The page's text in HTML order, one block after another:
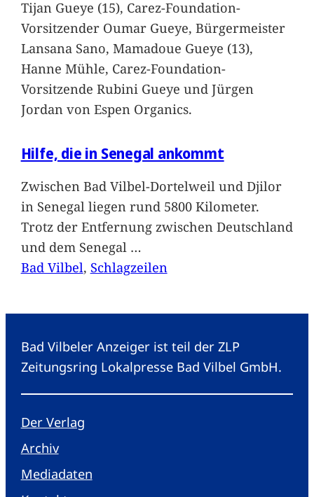
Tijan Gueye (15), Carez-Foundation-
Vorsitzender Oumar Gueye, Bürgermeister
Lansana Sano, Mamadoue Gueye (13),
Hanne Mühle, Carez-Foundation-
Vorsitzende Rubini Gueye und Jürgen
Jordan von Espen Organics.
Hilfe, die in Senegal ankommt
Zwischen Bad Vilbel-Dortelweil und Djilor
in Senegal liegen rund 5800 Kilometer.
Trotz der Entfernung zwischen Deutschland
und dem Senegal …
Bad Vilbel, Schlagzeilen
Bad Vilbeler Anzeiger ist teil der ZLP
Zeitungsring Lokalpresse Bad Vilbel GmbH.
Der Verlag
Archiv
Mediadaten